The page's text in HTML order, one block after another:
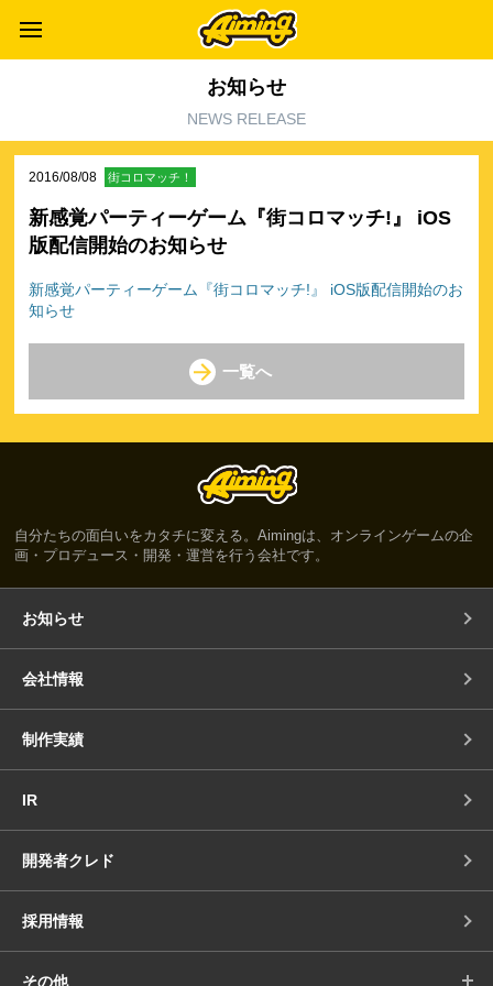
お知らせ
NEWS RELEASE
2016/08/08 街コロマッチ！
新感覚パーティーゲーム『街コロマッチ!』 iOS
版配信開始のお知らせ
新感覚パーティーゲーム『街コロマッチ!』 iOS版配信開始のお
知らせ
一覧へ
自分たちの面白いをカタチに変える。Aimingは、オンラインゲームの企
画・プロデュース・開発・運営を行う会社です。
お知らせ
会社情報
制作実績
IR
開発者クレド
採用情報
その他